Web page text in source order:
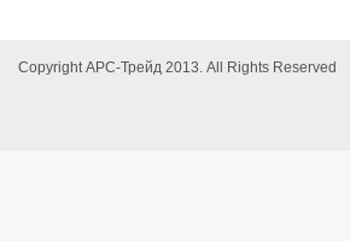
Copyright АРС-Трейд 2013. All Rights Reserved